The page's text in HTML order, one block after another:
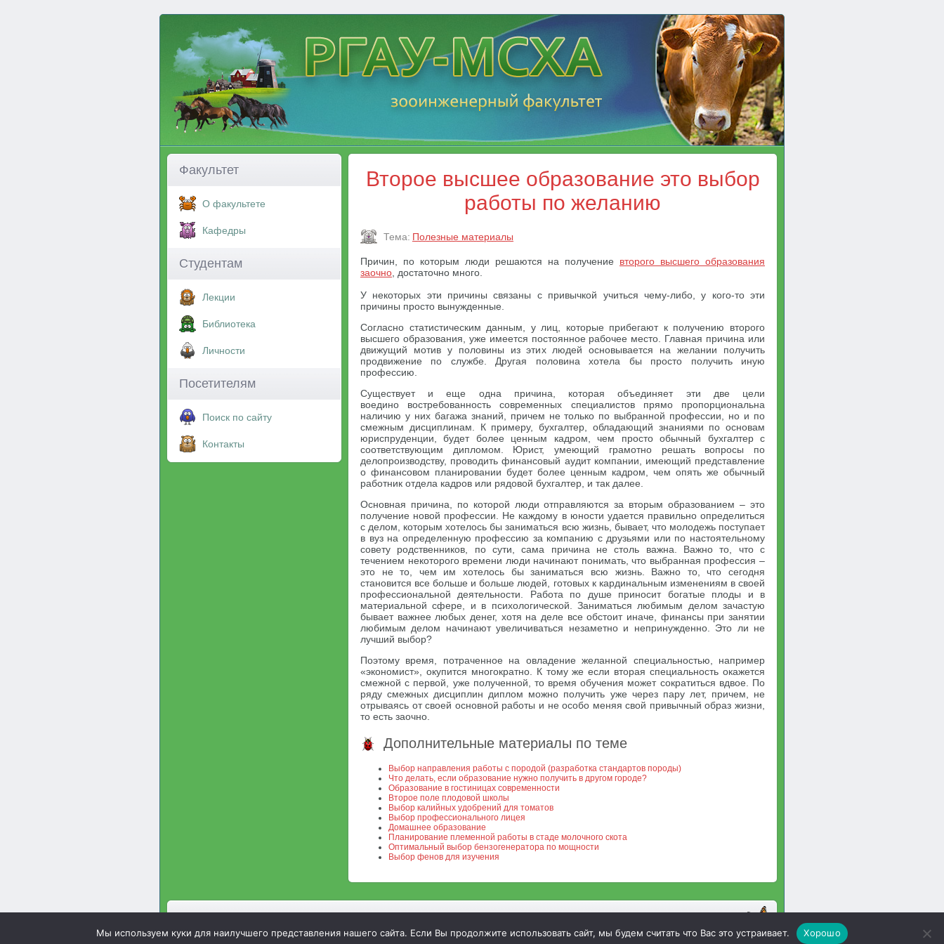
Факультет
О факультете
Кафедры
Студентам
Лекции
Библиотека
Личности
Посетителям
Поиск по сайту
Контакты
Второе высшее образование это выбор
работы по желанию
Тема: Полезные материалы
Причин, по которым люди решаются на получение второго высшего образования
заочно , достаточно много.
У некоторых эти причины связаны с привычкой учиться чему-либо, у кого-то эти
причины просто вынужденные.
Согласно статистическим данным, у лиц, которые прибегают к получению второго
высшего образования, уже имеется постоянное рабочее место. Главная причина или
движущий мотив у половины из этих людей основывается на желании получить
продвижение по службе. Другая половина хотела бы просто получить иную
профессию.
Существует и еще одна причина, которая объединяет эти две цели
воедино востребованность современных специалистов прямо пропорциональна
наличию у них багажа знаний, причем не только по выбранной профессии, но и по
смежным дисциплинам. К примеру, бухгалтер, обладающий знаниями по основам
юриспруденции, будет более ценным кадром, чем просто обычный бухгалтер с
соответствующим дипломом. Юрист, умеющий грамотно решать вопросы по
делопроизводству, проводить финансовый аудит компании, имеющий представление
о финансовом планировании будет более ценным кадром, чем опять же обычный
работник отдела кадров или рядовой бухгалтер, и так далее.
Основная причина, по которой люди отправляются за вторым образованием – это
получение новой профессии. Не каждому в юности удается правильно определиться
с делом, которым хотелось бы заниматься всю жизнь, бывает, что молодежь поступает
в вуз на определенную профессию за компанию с друзьями или по настоятельному
совету родственников, по сути, сама причина не столь важна. Важно то, что с
течением некоторого времени люди начинают понимать, что выбранная профессия –
это не то, чем им хотелось бы заниматься всю жизнь. Важно то, что сегодня
становится все больше и больше людей, готовых к кардинальным изменениям в своей
профессиональной деятельности. Работа по душе приносит богатые плоды и в
материальной сфере, и в психологической. Заниматься любимым делом зачастую
бывает важнее любых денег, хотя на деле все обстоит иначе, финансы при занятии
любимым делом начинают увеличиваться незаметно и непринужденно. Это ли не
лучший выбор?
Поэтому время, потраченное на овладение желанной специальностью, например
«экономист», окупится многократно. К тому же если вторая специальность окажется
смежной с первой, уже полученной, то время обучения может сократиться вдвое. По
ряду смежных дисциплин диплом можно получить уже через пару лет, причем, не
отрываясь от своей основной работы и не особо меняя свой привычный образ жизни,
то есть заочно.
Дополнительные материалы по теме
Выбор направления работы с породой (разработка стандартов породы)
Что делать, если образование нужно получить в другом городе?
Образование в гостиницах современности
Второе поле плодовой школы
Выбор калийных удобрений для томатов
Выбор профессионального лицея
Домашнее образование
Планирование племенной работы в стаде молочного скота
Оптимальный выбор бензогенератора по мощности
Выбор фенов для изучения
Мы используем куки для наилучшего представления нашего сайта. Если Вы продолжите использовать сайт, мы будем считать что Вас это устраивает.
Хорошо